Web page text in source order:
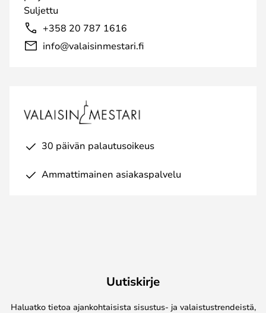
Suljettu
+358 20 787 1616
info@valaisinmestari.fi
30 päivän palautusoikeus
Ammattimainen asiakaspalvelu
Uutiskirje
Haluatko tietoa ajankohtaisista sisustus- ja valaistustrendeistä,